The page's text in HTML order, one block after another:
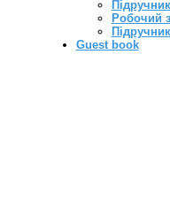
Робочий
Guest book